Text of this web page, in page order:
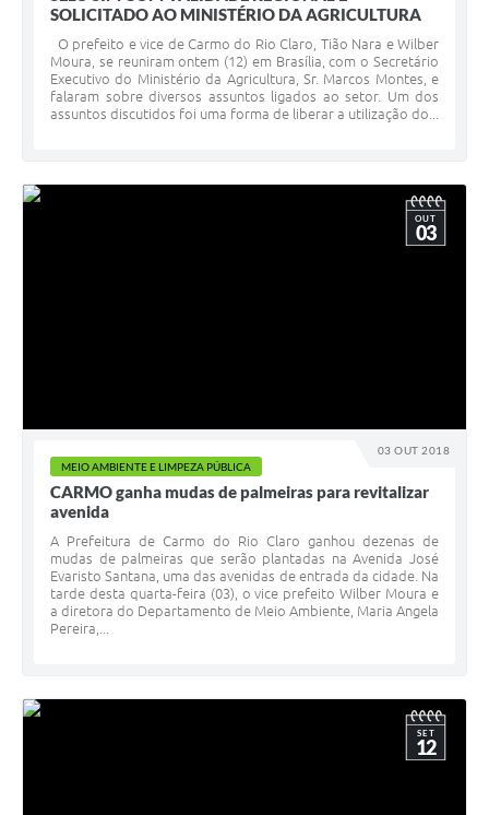
SOLICITADO AO MINISTÉRIO DA AGRICULTURA
O prefeito e vice de Carmo do Rio Claro, Tião Nara e Wilber
Moura, se reuniram ontem (12) em Brasília, com o Secretário
Executivo do Ministério da Agricultura, Sr. Marcos Montes, e
falaram sobre diversos assuntos ligados ao setor. Um dos
assuntos discutidos foi uma forma de liberar a utilização do...
03 OUT 2018
OUT
03
MEIO AMBIENTE E LIMPEZA PÚBLICA
CARMO ganha mudas de palmeiras para revitalizar
avenida
A Prefeitura de Carmo do Rio Claro ganhou dezenas de
mudas de palmeiras que serão plantadas na Avenida José
Evaristo Santana, uma das avenidas de entrada da cidade. Na
tarde desta quarta-feira (03), o vice prefeito Wilber Moura e
a diretora do Departamento de Meio Ambiente, Maria Angela
Pereira,...
SET
12